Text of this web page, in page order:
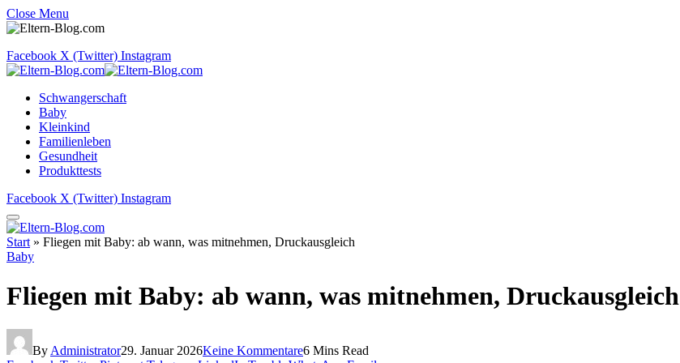
Close Menu
Facebook X (Twitter) Instagram
Schwangerschaft
Baby
Kleinkind
Familienleben
Gesundheit
Produkttests
Facebook X (Twitter) Instagram
Start » Fliegen mit Baby: ab wann, was mitnehmen, Druckausgleich
Baby
Fliegen mit Baby: ab wann, was mitnehmen, Druckausgleich
By Administrator29. Januar 2026Keine Kommentare6 Mins Read